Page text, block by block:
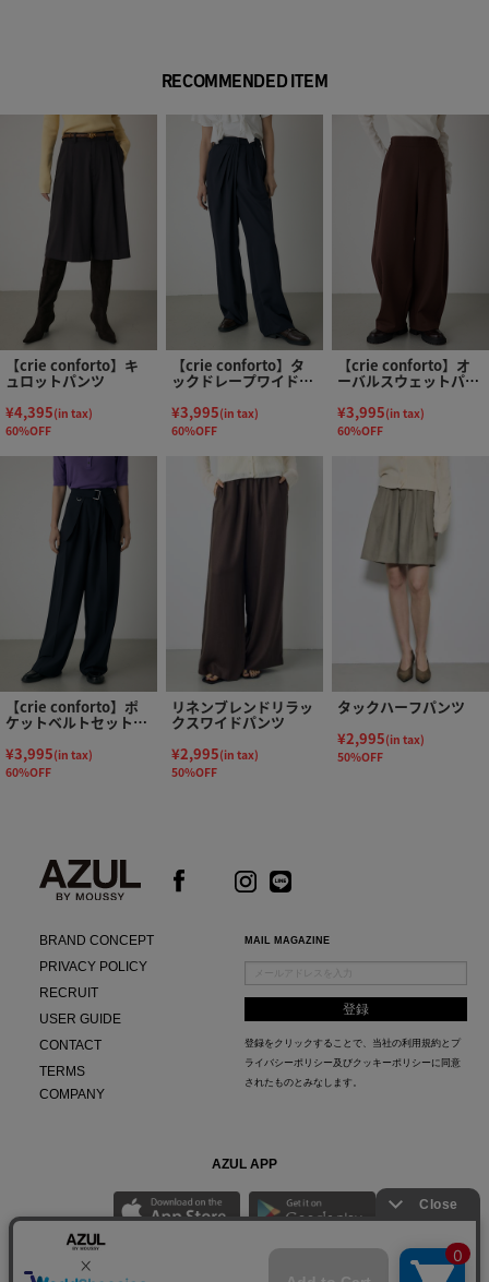
RECOMMENDED ITEM
【crie conforto】キ
ュロットパンツ
¥4,395(in tax)
60%OFF
【crie conforto】タ
ックドレープワイドパ
ンツ
¥3,995(in tax)
60%OFF
【crie conforto】オ
ーバルスウェットパン
¥3,995(in tax)
60%OFF
【crie conforto】ポ
ケットベルトセットワ
イドパンツ
¥3,995(in tax)
60%OFF
リネンブレンドリラッ
クスワイドパンツ
¥2,995(in tax)
50%OFF
タックハーフパンツ
¥2,995(in tax)
50%OFF
BRAND CONCEPT
PRIVACY POLICY
RECRUIT
USER GUIDE
CONTACT
TERMS
COMPANY
MAIL MAGAZINE
登録をクリックすることで、当社の利用規約と プ
ライバシーポリシー及びクッキーポリシー に同意
されたものとみなします。
AZUL APP
最新ニュースやスタイリング紹介までAZUL BY MOUSSYのお得な情報がいち早くチェック